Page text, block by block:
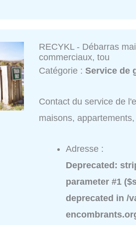
RECYKL - Débarras
commerciaux, tou
Catégorie :Service de
Contact du service de
maisons,
Adresse :
Deprecated:
parameter #1
deprecated in/